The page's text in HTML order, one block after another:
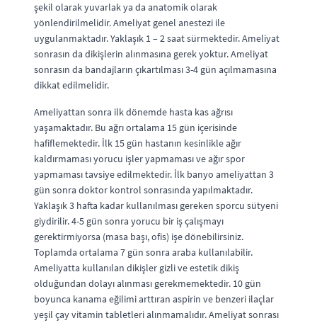
şekil olarak yuvarlak ya da anatomik olarak
yönlendirilmelidir. Ameliyat genel anestezi ile
uygulanmaktadır. Yaklaşık 1 – 2 saat sürmektedir. Ameliyat
sonrasın da dikişlerin alınmasına gerek yoktur. Ameliyat
sonrasın da bandajların çıkartılması 3-4 gün açılmamasına
dikkat edilmelidir.
Ameliyattan sonra ilk dönemde hasta kas ağrısı
yaşamaktadır. Bu ağrı ortalama 15 gün içerisinde
hafiflemektedir. İlk 15 gün hastanın kesinlikle ağır
kaldırmaması yorucu işler yapmaması ve ağır spor
yapmaması tavsiye edilmektedir. İlk banyo ameliyattan 3
gün sonra doktor kontrol sonrasında yapılmaktadır.
Yaklaşık 3 hafta kadar kullanılması gereken sporcu sütyeni
giydirilir. 4-5 gün sonra yorucu bir iş çalışmayı
gerektirmiyorsa (masa başı, ofis) işe dönebilirsiniz.
Toplamda ortalama 7 gün sonra araba kullanılabilir.
Ameliyatta kullanılan dikişler gizli ve estetik dikiş
olduğundan dolayı alınması gerekmemektedir. 10 gün
boyunca kanama eğilimi arttıran aspirin ve benzeri ilaçlar
yeşil çay vitamin tabletleri alınmamalıdır. Ameliyat sonrası